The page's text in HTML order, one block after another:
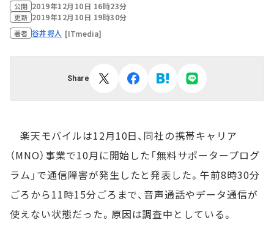
公開 2019年12月10日 16時23分
更新 2019年12月10日 19時30分
著者 谷井将人 [ITmedia]
Share
楽天モバイルは12月10日、同社の携帯キャリア
（MNO）事業で10月に開始した「無料サポータープログ
ラム」で通信障害が発生したと発表した。午前8時30分
ごろから11時15分ごろまで、音声通話やデータ通信が
使えない状態だった。原因は調査中としている。